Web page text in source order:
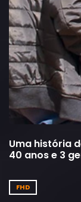
Uma história
40 anos e 3
FHD